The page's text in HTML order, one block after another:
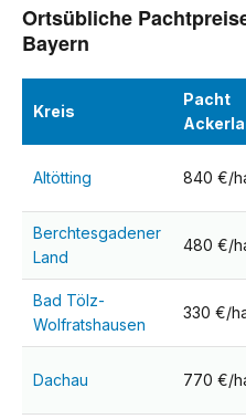
Ortsübliche
Bayern
Kreis
Pacht
Altötting 840 €/
Berchtesgadener
Land
480 €/
Bad Tölz-
Wolfratshausen
330 €/
Dachau 770 €/